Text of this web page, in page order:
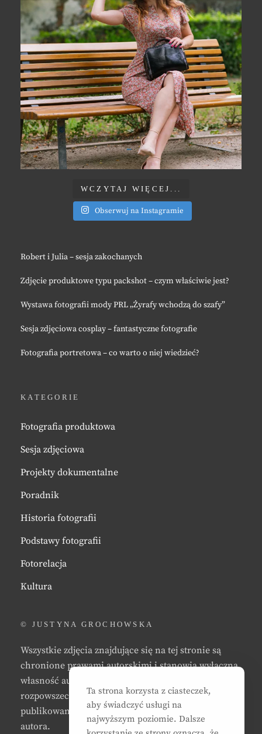
WCZYTAJ WIĘCEJ...
Obserwuj na Instagramie
Robert i Julia – sesja zakochanych
Zdjęcie produktowe typu packshot – czym właściwie jest?
Wystawa fotografii mody PRL „Żyrafy wchodzą do szafy”
Sesja zdjęciowa cosplay – fantastyczne fotografie
Fotografia portretowa – co warto o niej wiedzieć?
KATEGORIE
Fotografia produktowa
Sesja zdjęciowa
Projekty dokumentalne
Poradnik
Historia fotografii
Podstawy fotografii
Fotorelacja
Kultura
© JUSTYNA GROCHOWSKA
Wszystkie zdjęcia znajdujące się na tej stronie są
chronione prawami autorskimi i stanowią wyłączną
własność autora strony. Zabrania się kopiowania,
rozpowszechniania, reprodukowania,
publikowania, i/lub modyfikowania zdjęć bez zgody
autora.
Ta strona korzysta z ciasteczek,
aby świadczyć usługi na
najwyższym poziomie. Dalsze